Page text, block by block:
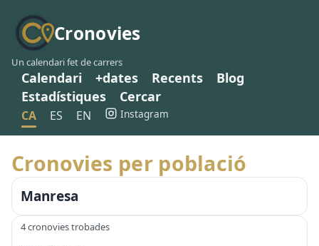
Cronovies
Un calendari fet de carrers
Calendari +dates Recents
Blog
Estadístiques
Cercar
CA ES EN Instagram
Cronovies per població
Manresa
4 cronovies trobades